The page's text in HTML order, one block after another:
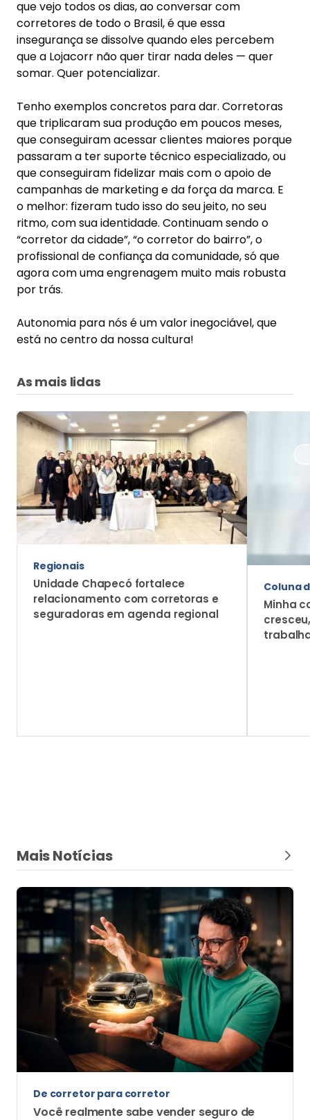
Tenho exemplos concretos para dar. Corretoras
que triplicaram sua produção em poucos meses,
que conseguiram acessar clientes maiores porque
passaram a ter suporte técnico especializado, ou
que conseguiram fidelizar mais com o apoio de
o melhor: fizeram tudo isso do seu jeito, no seu
ritmo, com sua identidade. Continuam sendo o
“corretor da cidade”, “o corretor do bairro”, o
profissional de confiança da comunidade, só que
agora com uma engrenagem muito mais robusta
por trás.
Autonomia para nós é um valor inegociável, que
está no centro da nossa cultura!
As mais lidas
Regionais
Unidade Chapecó fortalece
relacionamento com corretoras e
seguradoras em agenda regional
Mais Notícias
De corretor para corretor
Você realmente sabe vender seguro de
automóvel?
O cross-selling só acontece com sucesso quando a
venda do produto principal é conduzida com domínio,
clareza e valor percebido pelo cliente